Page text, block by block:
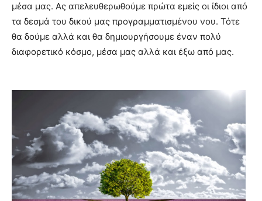
μέσα μας. Ας απελευθερωθούμε πρώτα εμείς οι ίδιοι από
τα δεσμά του δικού μας προγραμματισμένου νου. Τότε
θα δούμε αλλά και θα δημιουργήσουμε έναν πολύ
διαφορετικό κόσμο, μέσα μας αλλά και έξω από μας.